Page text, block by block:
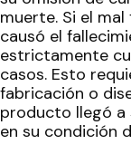
muerte. Si el
causó el
estrictamente
casos. Esto
fabricación o
producto llegó a
en su condición